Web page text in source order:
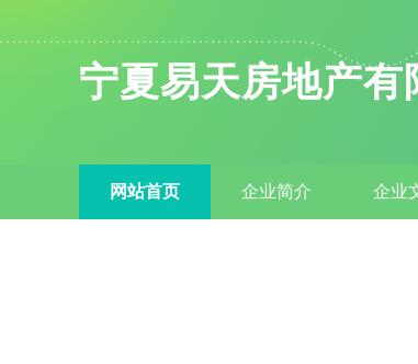
宁夏易天房地产有
网站首页 企业简介 企业